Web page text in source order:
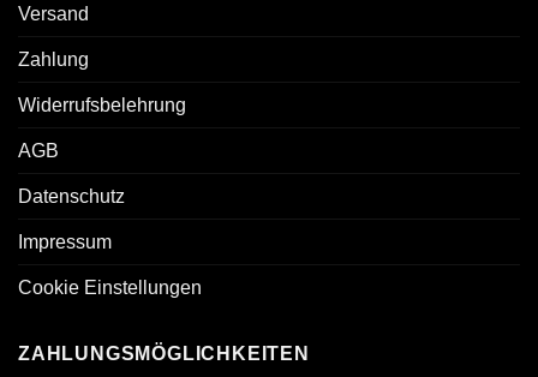
Versand
Zahlung
Widerrufsbelehrung
AGB
Datenschutz
Impressum
Cookie Einstellungen
ZAHLUNGSMÖGLICHKEITEN